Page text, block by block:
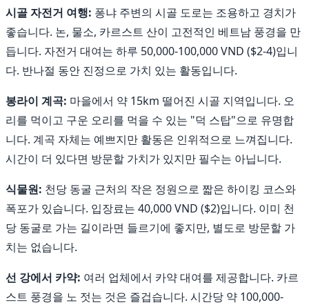
시골 자전거 여행: 퐁냐 주변의 시골 도로는 조용하고 경치가
좋습니다. 논, 물소, 카르스트 산이 고전적인 베트남 풍경을 만
듭니다. 자전거 대여는 하루 50,000-100,000 VND ($2-4)입니
다. 반나절 동안 진정으로 가치 있는 활동입니다.
봉라이 계곡: 마을에서 약 15km 떨어진 시골 지역입니다. 오
리를 먹이고 구운 오리를 먹을 수 있는 "덕 스탑"으로 유명합
니다. 계곡 자체는 예쁘지만 활동은 인위적으로 느껴집니다.
시간이 더 있다면 방문할 가치가 있지만 필수는 아닙니다.
식물원: 천당 동굴 근처의 작은 정원으로 짧은 하이킹 코스와
폭포가 있습니다. 입장료는 40,000 VND ($2)입니다. 이미 천
당 동굴로 가는 길이라면 들르기에 좋지만, 별도로 방문할 가
치는 없습니다.
선 강에서 카약: 여러 업체에서 카약 대여를 제공합니다. 카르
스트 풍경을 노 젓는 것은 즐겁습니다. 시간당 약 100,000-